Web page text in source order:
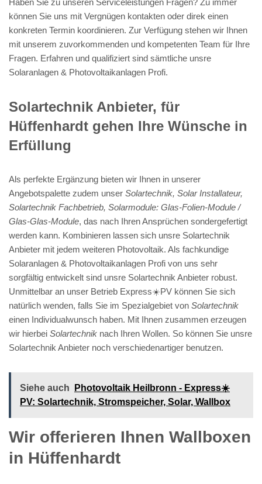
können Sie uns mit Vergnügen kontakten oder direk einen
konkreten Termin koordinieren. Zur Verfügung stehen wir Ihnen
mit unserem zuvorkommenden und kompetenten Team für Ihre
Fragen. Erfahren und qualifiziert sind sämtliche unsre
Solaranlagen & Photovoltaikanlagen Profi.
Solartechnik Anbieter, für
Hüffenhardt gehen Ihre Wünsche in
Erfüllung
Als perfekte Ergänzung bieten wir Ihnen in unserer
Angebotspalette zudem unser Solartechnik, Solar Installateur,
Solartechnik Fachbetrieb, Solarmodule: Glas-Folien-Module /
Glas-Glas-Module, das nach Ihren Ansprüchen sondergefertigt
werden kann. Kombinieren lassen sich unsre Solartechnik
Anbieter mit jedem weiteren Photovoltaik. Als fachkundige
Solaranlagen & Photovoltaikanlagen Profi von uns sehr
sorgfältig entwickelt sind unsre Solartechnik Anbieter robust.
Unmittelbar an unser Betrieb Express☀️PV️ können Sie sich
natürlich wenden, falls Sie im Spezialgebiet von Solartechnik
einen Individualwunsch haben. Mit Ihnen zusammen erzeugen
wir hierbei Solartechnik nach Ihren Wollen. So können Sie unsre
Solartechnik Anbieter noch verschiedenartiger benutzen.
Siehe auch
Photovoltaik Heilbronn - Express☀️
PV️: Solartechnik, Stromspeicher, Solar, Wallbox
Wir offerieren Ihnen Wallboxen
in Hüffenhardt